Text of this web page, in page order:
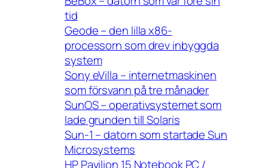
tid
Geode – den lilla x86-
processorn som drev inbyggda
system
Sony eVilla – internetmaskinen
som försvann på tre månader
SunOS – operativsystemet som
lade grunden till Solaris
Sun-1 – datorn som startade Sun
Microsystems
HP Pavilion 15 Notebook PC /